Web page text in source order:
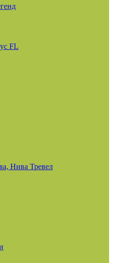
FL
Нива Тревел